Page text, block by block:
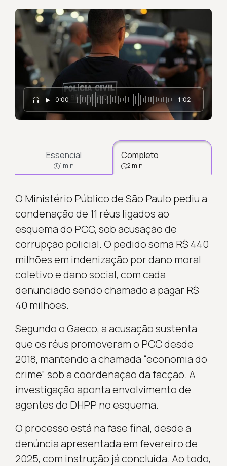
0:00 1:02
Essencial
1 min
Completo
2 min
O Ministério Público de São Paulo pediu a
condenação de 11 réus ligados ao
esquema do PCC, sob acusação de
corrupção policial. O pedido soma R$ 440
milhões em indenização por dano moral
coletivo e dano social, com cada
denunciado sendo chamado a pagar R$
40 milhões.
Segundo o Gaeco, a acusação sustenta
que os réus promoveram o PCC desde
2018, mantendo a chamada “economia do
crime” sob a coordenação da facção. A
investigação aponta envolvimento de
agentes do DHPP no esquema.
O processo está na fase final, desde a
denúncia apresentada em fevereiro de
2025, com instrução já concluída. Ao todo,